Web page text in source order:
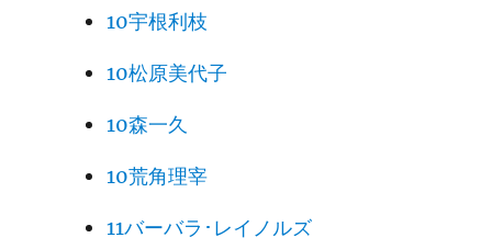
10宇根利枝
10松原美代子
10森一久
10荒角理宰
11バーバラ･レイノルズ